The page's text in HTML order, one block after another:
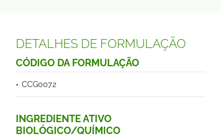
DETALHES DE FORMULAÇÃO
CÓDIGO DA FORMULAÇÃO
CCG0072
INGREDIENTE ATIVO
BIOLÓGICO/QUÍMICO